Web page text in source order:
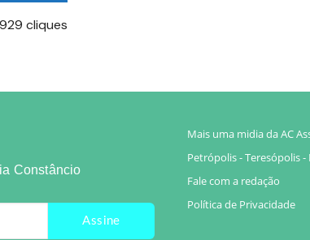
cliques
Constâncio
Assine
Mais uma midia da AC
Petrópolis - Teresópolis
Fale com a redação
Política de Privacidade